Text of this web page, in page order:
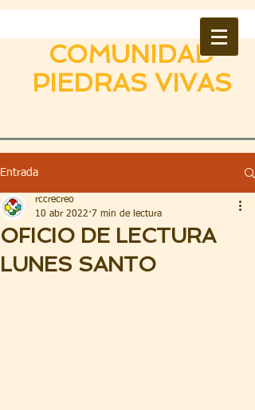
COMUNIDAD
PIEDRAS VIVAS
Entrada
OFICIO DE LECTURA
LUNES SANTO
rccrecreo
10 abr 2022 7 min de lectura